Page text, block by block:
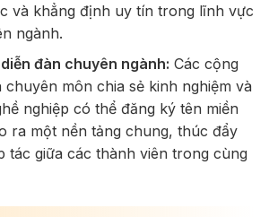
và khẳng định uy tín trong lĩnh vực
ngành.
đàn chuyên ngành: Các cộng
chuyên môn chia sẻ kinh nghiệm và
nghiệp có thể đăng ký tên miền
ra một nền tảng chung, thúc đẩy
tác giữa các thành viên trong cùng